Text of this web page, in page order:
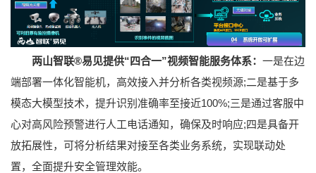
两山智联®易见提供“四合一”视频智能服务体系： 一是在边
端部署一体化智能机，高效接入并分析各类视频源;二是基于多
模态大模型技术，提升识别准确率至接近100%;三是通过客服中
心对高风险预警进行人工电话通知，确保及时响应;四是具备开
放拓展性，可将分析结果对接至各类业务系统，实现联动处
置，全面提升安全管理效能。